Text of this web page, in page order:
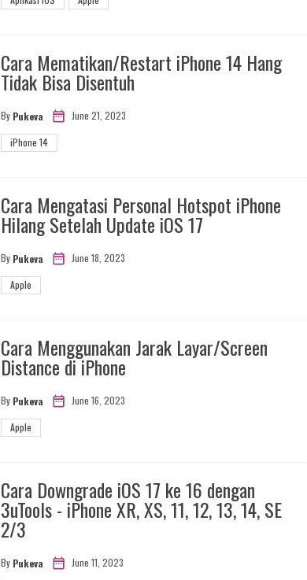
Cara Mematikan/Restart iPhone 14 Hang
Tidak Bisa Disentuh
By Pukeva June 21, 2023
iPhone 14
Cara Mengatasi Personal Hotspot iPhone
Hilang Setelah Update iOS 17
By Pukeva June 18, 2023
Apple
Cara Menggunakan Jarak Layar/Screen
Distance di iPhone
By Pukeva June 16, 2023
Apple
Cara Downgrade iOS 17 ke 16 dengan
3uTools - iPhone XR, XS, 11, 12, 13, 14, SE
2/3
By Pukeva June 11, 2023